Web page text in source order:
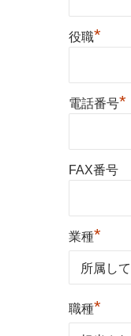
役職*
電話番号*
FAX番号
業種*
職種*